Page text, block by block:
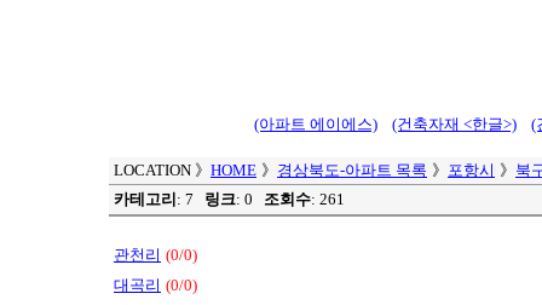
(아파트 에이에스) (건축자재 <한글>) (
LOCATION 》 HOME 》 경상북도-아파트 목록 》 포항시 》 북
카테고리 : 7 링크: 0 조회수: 261
관천리 (0/0)
대곡리 (0/0)